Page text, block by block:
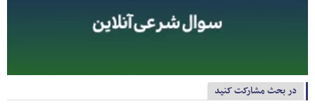
در بحث مشارکت کنید